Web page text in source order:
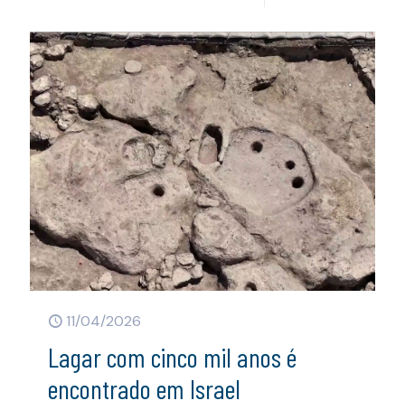
11/04/2026
Lagar com cinco mil anos é
encontrado em Israel